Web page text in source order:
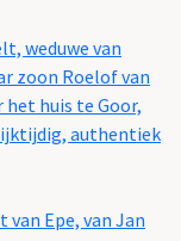
weduwe van
zoon Roelof van
het huis te Goor,
authentiek
Epe, van Jan